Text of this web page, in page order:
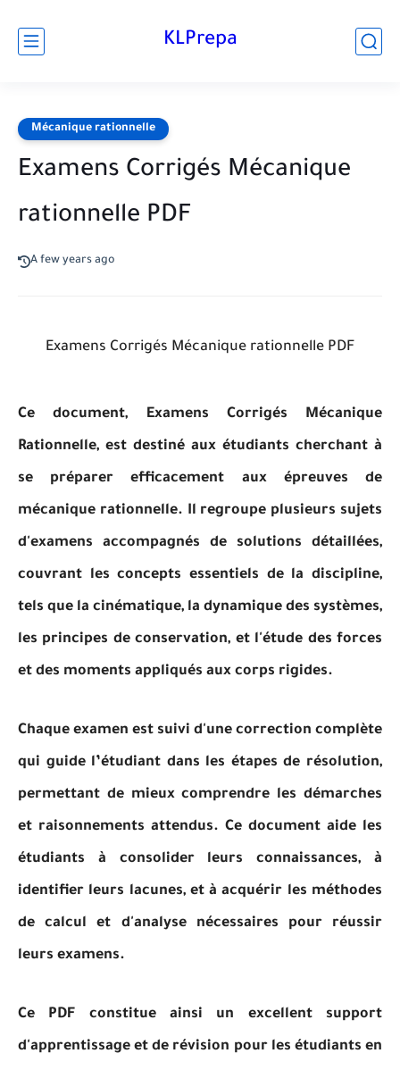
KLPrepa
Mécanique rationnelle
Examens Corrigés Mécanique
rationnelle PDF
A few years ago
Examens Corrigés Mécanique rationnelle PDF
Ce document, Examens Corrigés Mécanique
Rationnelle, est destiné aux étudiants cherchant à
se préparer efficacement aux épreuves de
mécanique rationnelle. Il regroupe plusieurs sujets
d'examens accompagnés de solutions détaillées,
couvrant les concepts essentiels de la discipline,
tels que la cinématique, la dynamique des systèmes,
les principes de conservation, et l'étude des forces
et des moments appliqués aux corps rigides.
Chaque examen est suivi d'une correction complète
qui guide l’étudiant dans les étapes de résolution,
permettant de mieux comprendre les démarches
et raisonnements attendus. Ce document aide les
étudiants à consolider leurs connaissances, à
identifier leurs lacunes, et à acquérir les méthodes
de calcul et d'analyse nécessaires pour réussir
leurs examens.
Ce PDF constitue ainsi un excellent support
d'apprentissage et de révision pour les étudiants en